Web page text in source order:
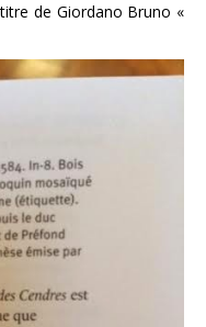
de Giordano Bruno «